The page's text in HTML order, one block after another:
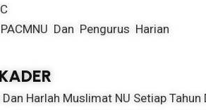
Dan Pengurus Harian
Harlah Muslimat NU Setiap